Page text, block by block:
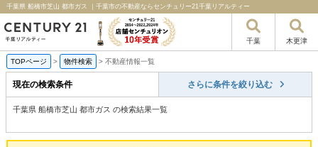
千葉県 船橋市芝山 都市ガス ｜千葉市の不動産ならセンチュリー21千葉リアルティー
千葉 木更津
TOPページ > 物件検索 > 不動産情報一覧
現在の検索条件 さらに条件を絞り込む
千葉県 船橋市芝山 都市ガス の検索結果一覧